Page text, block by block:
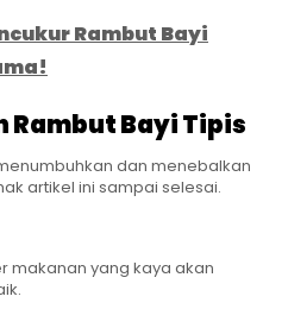
Rambut Bayi
Rambut Bayi Tipis
dan menebalkan
artikel ini sampai selesai.
makanan yang kaya akan